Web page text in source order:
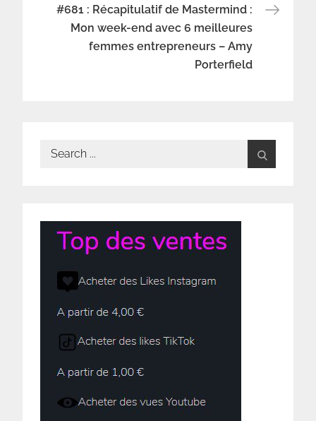
l’article
#681 : Récapitulatif de Mastermind :
Mon week-end avec 6 meilleures
femmes entrepreneurs – Amy
Porterfield
Search